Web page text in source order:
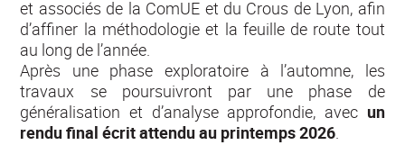
et associés de la ComUE et du Crous de Lyon, afin
d’affiner la méthodologie et la feuille de route tout
au long de l’année.
Après une phase exploratoire à l’automne, les
travaux se poursuivront par une phase de
généralisation et d’analyse approfondie, avec un
rendu final écrit attendu au printemps 2026.